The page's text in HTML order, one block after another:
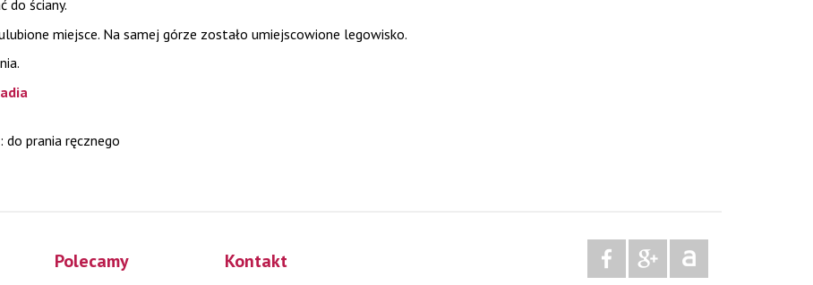
do ściany.
miejsce. Na samej górze zostało umiejscowione legowisko.
prania ręcznego
Polecamy Kontakt